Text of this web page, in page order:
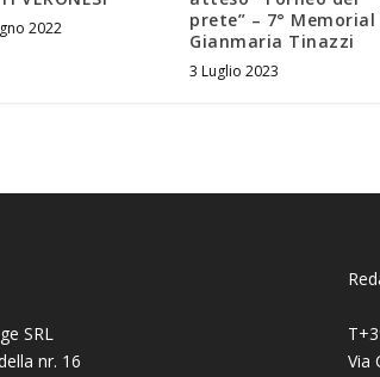
2022
prete” – 7° Memorial
Gianmaria Tinazzi
3 Luglio 2023
SRL
nr. 16
Via